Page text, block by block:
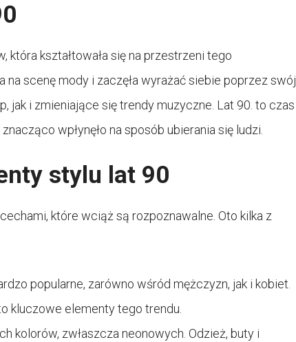
która kształtowała się na przestrzeni tego
na scenę mody i zaczęła wyrażać siebie poprzez swój
jak i zmieniające się trendy muzyczne. Lat 90. to czas
wpłynęło na sposób ubierania się ludzi.
stylu lat 90
które wciąż są rozpoznawalne. Oto kilka z
popularne, zarówno wśród mężczyzn, jak i kobiet.
kluczowe elementy tego trendu.
kolorów, zwłaszcza neonowych. Odzież, buty i